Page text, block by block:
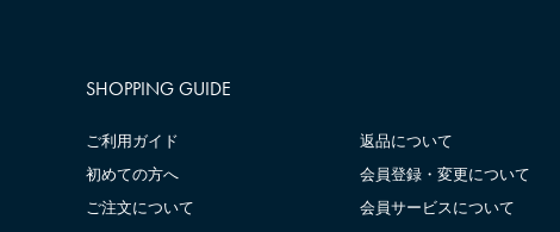
SHOPPING GUIDE
ご利用ガイド
初めての方へ
ご注文について
返品について
会員登録・変更について
会員サービスについて